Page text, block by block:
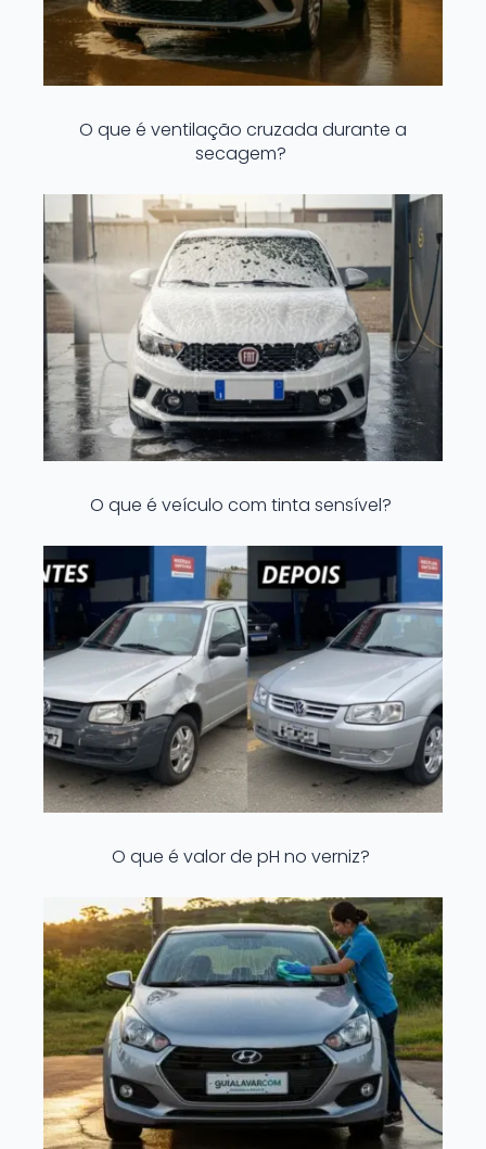
O que é ventilação cruzada durante a
secagem?
O que é veículo com tinta sensível?
O que é valor de pH no verniz?